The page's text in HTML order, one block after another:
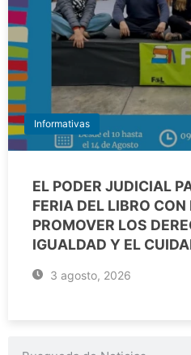
Informativas
EL PODER JUDICIAL
FERIA DEL LIBRO
PROMOVER LOS
IGUALDAD Y EL
3 agosto, 2026